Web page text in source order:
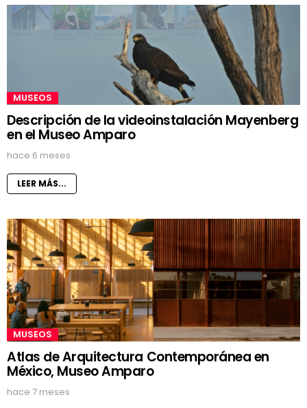
MUSEOS
Descripción de la videoinstalación Mayenberg
en el Museo Amparo
hace 6 meses
LEER MÁS...
MUSEOS
Atlas de Arquitectura Contemporánea en
México, Museo Amparo
hace 7 meses